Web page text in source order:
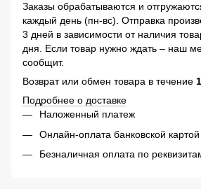
Заказы обрабатываются и
каждый день (пн-вс). Отправка
3 дней в зависимости от наличия
дня. Если товар нужно ждать – наш
сообщит.
Возврат или обмен товара в течение
Подробнее о доставке
Наложенный платеж
Онлайн-оплата банковской картой
Безналичная оплата по